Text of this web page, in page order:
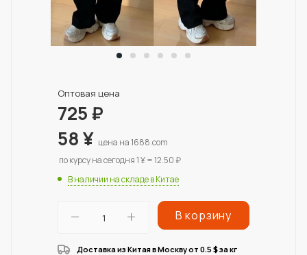
Оптовая цена
725₽
58¥ цена на 1688.com
по курсу на сегодня 1 ¥ = 12.50 ₽
В наличии на складе в Китае
В корзину
Доставка из Китая в Москву от 0.5 $за кг